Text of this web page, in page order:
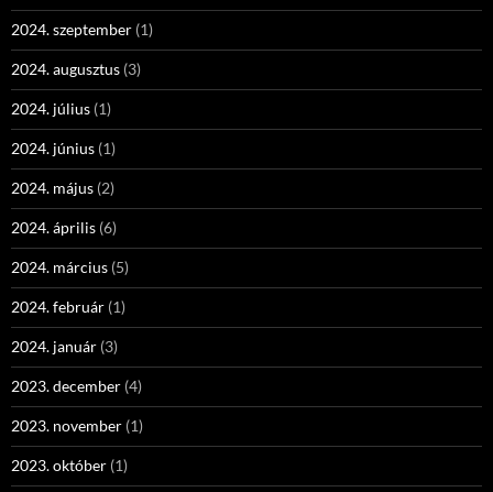
2024. szeptember (1)
2024. augusztus (3)
2024. július (1)
2024. június (1)
2024. május (2)
2024. április (6)
2024. március (5)
2024. február (1)
2024. január (3)
2023. december (4)
2023. november (1)
2023. október (1)